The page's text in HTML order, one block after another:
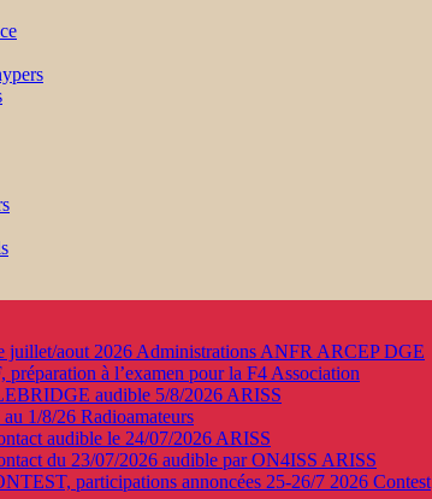
juillet/aout 2026 Administrations ANFR ARCEP DGE
préparation à l’examen pour la F4 Association
audible 5/8/2026 ARISS
1/8/26 Radioamateurs
audible le 24/07/2026 ARISS
du 23/07/2026 audible par ON4ISS ARISS
participations annoncées 25-26/7 2026 Contest